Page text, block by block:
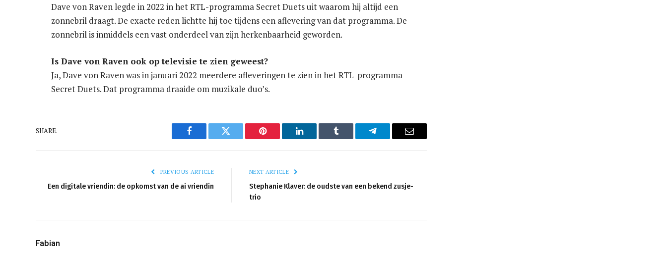
Dave von Raven legde in 2022 in het RTL-programma Secret Duets uit waarom hij altijd een
zonnebril draagt. De exacte reden lichtte hij toe tijdens een aflevering van dat programma. De
zonnebril is inmiddels een vast onderdeel van zijn herkenbaarheid geworden.
Is Dave von Raven ook op televisie te zien geweest?
Ja, Dave von Raven was in januari 2022 meerdere afleveringen te zien in het RTL-programma
Secret Duets. Dat programma draaide om muzikale duo’s.
SHARE.
Facebook Twitter Pinterest LinkedIn Tumblr Telegram Email
PREVIOUS ARTICLE
Een digitale vriendin: de opkomst van de ai vriendin
NEXT ARTICLE
Stephanie Klaver: de oudste van een bekend zusje-
trio
Fabian